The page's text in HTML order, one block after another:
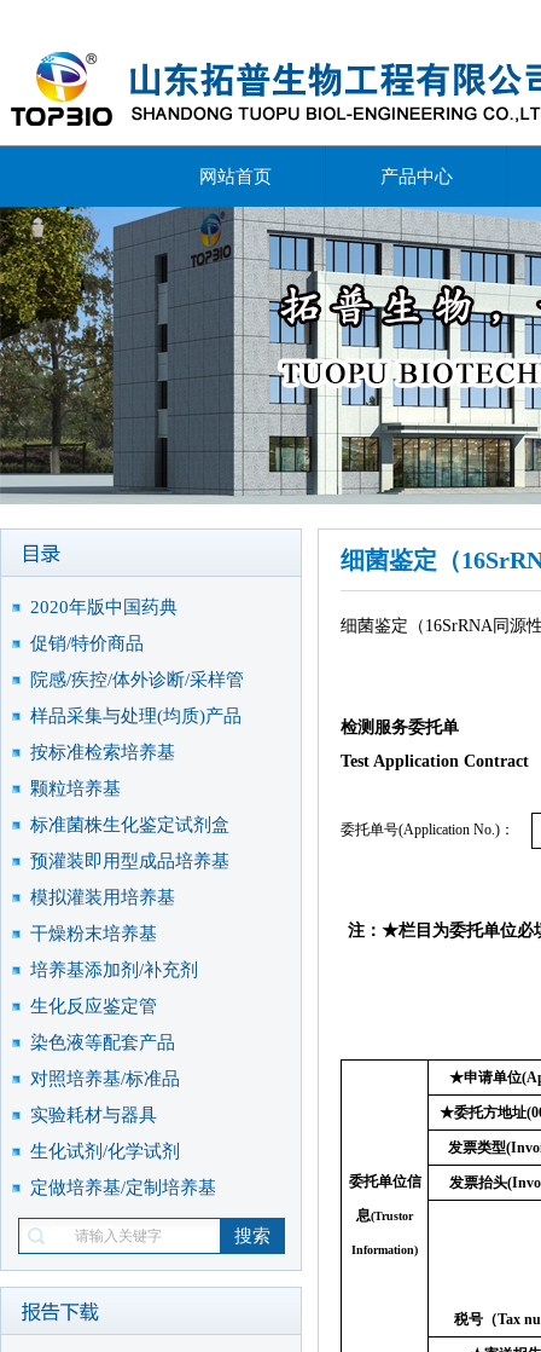
网站首页 产品中心
2020年版中国药典
促销/特价商品
院感/疾控/体外诊断/采样管
样品采集与处理(均质)产品
按标准检索培养基
颗粒培养基
标准菌株生化鉴定试剂盒
预灌装即用型成品培养基
模拟灌装用培养基
干燥粉末培养基
培养基添加剂/补充剂
生化反应鉴定管
染色液等配套产品
对照培养基/标准品
实验耗材与器具
生化试剂/化学试剂
定做培养基/定制培养基
细菌鉴定（
细菌鉴定（16SrRNA同源
检测服务委托单
Test Application Contract
委托单号(Application No.) ：
注：★栏目为委托单位必
委托单位信
息(Trustor
Information)
★申请单位
★委托方地址
发票类型
发票抬头
税号（Tax